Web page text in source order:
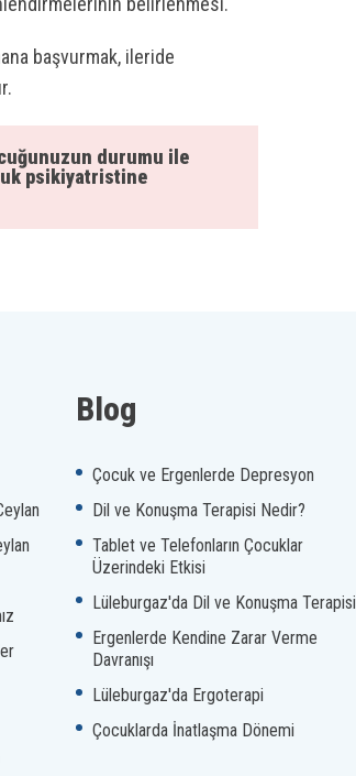
başvurmak, ileride
durumu ile
psikiyatristine
Blog
Çocuk ve Ergenlerde Depresyon
Dil ve Konuşma Terapisi Nedir?
Tablet ve Telefonların Çocuklar
Üzerindeki Etkisi
Lüleburgaz'da Dil ve Konuşma Terapisi
Ergenlerde Kendine Zarar Verme
Davranışı
Lüleburgaz'da Ergoterapi
Çocuklarda İnatlaşma Dönemi